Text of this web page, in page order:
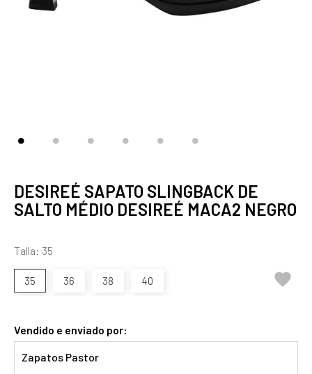
DESIREÉ SAPATO SLINGBACK DE
SALTO MÉDIO DESIREÉ MACA2 NEGRO
Talla: 35
35 36 38 40 
Vendido e enviado por:
Zapatos Pastor